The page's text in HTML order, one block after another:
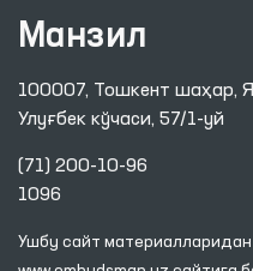
Манзил
100007, Тошкент шаҳар,
Улуғбек кўчаси, 57/1-уй
(71) 200-10-96
1096
Ушбу сайт